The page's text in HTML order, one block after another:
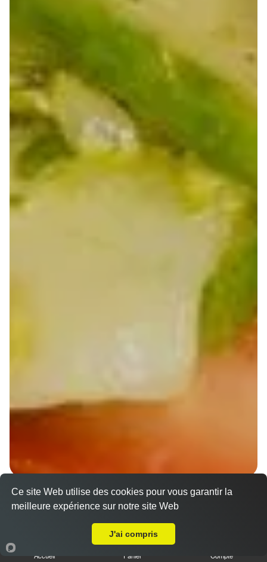
Wraps Chicken
8.50 €
Accueil Panier Compte
Ce site Web utilise des cookies pour vous garantir la
meilleure expérience sur notre site Web
J'ai compris